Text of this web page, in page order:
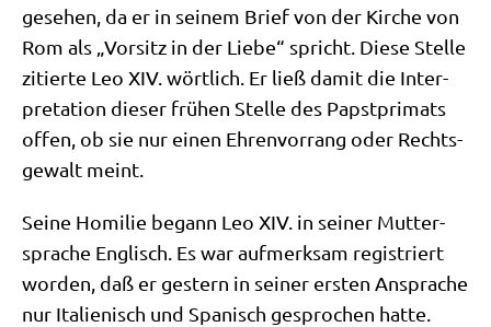
gese­hen, da er in sei­nem Brief von der Kir­che von
Rom als „Vor­sitz in der Lie­be“ spricht. Die­se Stel­le
zitier­te Leo XIV. wört­lich. Er ließ damit die Inter­
pre­ta­ti­on die­ser frü­hen Stel­le des Papst­pri­mats
offen, ob sie nur einen Ehren­vor­rang oder Rechts­
ge­walt meint.
Sei­ne Homi­lie begann Leo XIV. in sei­ner Mut­ter­
spra­che Eng­lisch. Es war auf­merk­sam regi­striert
wor­den, daß er gestern in sei­ner ersten Anspra­che
nur Ita­lie­nisch und Spa­nisch gespro­chen hat­te.